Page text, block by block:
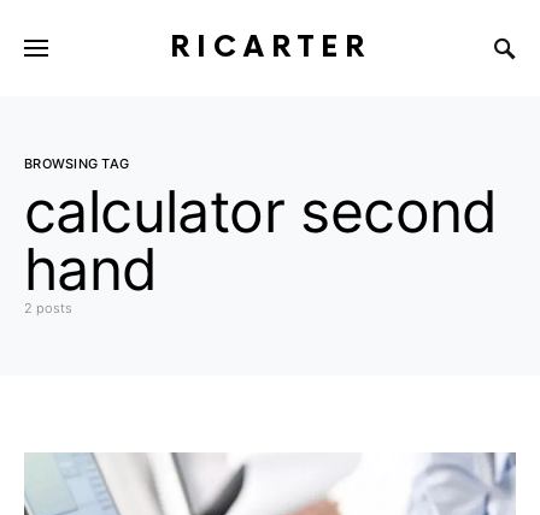
RICARTER
BROWSING TAG
calculator second
hand
2 posts